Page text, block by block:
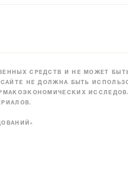
СРЕДСТВ И НЕ МОЖЕТ
НЕ ДОЛЖНА БЫТЬ